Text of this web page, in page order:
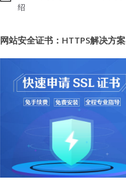
绍
网站安全证书：HTTPS解决方案